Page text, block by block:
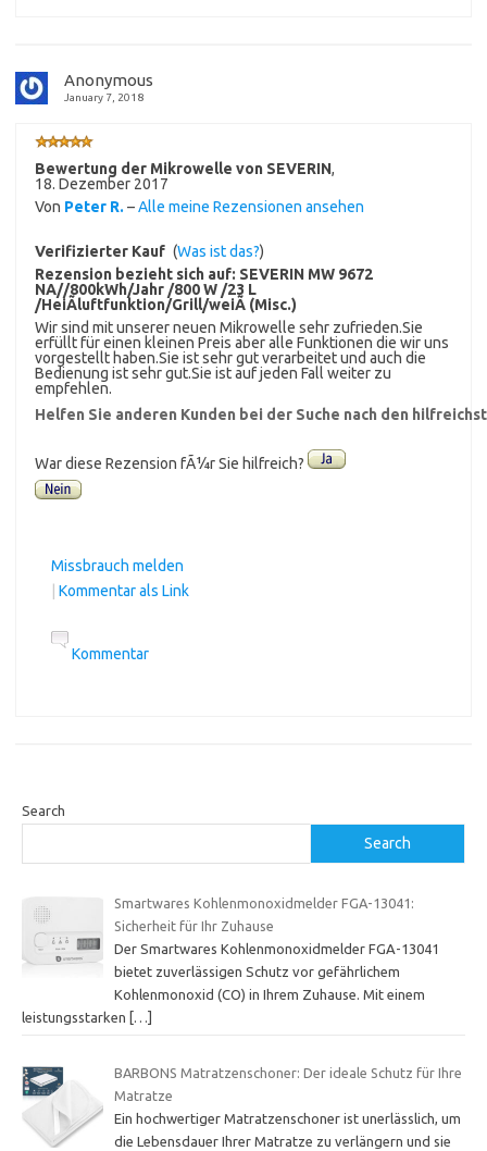
Anonymous
January 7, 2018
Bewertung der Mikrowelle von SEVERIN,
18. Dezember 2017
Von Peter R. –Alle meine Rezensionen ansehen
Verifizierter Kauf (Was ist das?)
Rezension bezieht sich auf: SEVERIN MW 9672
NA//800kWh/Jahr /800 W /23 L
/HeiÃluftfunktion/Grill/weiÃ (Misc.)
Wir sind mit unserer neuen Mikrowelle sehr zufrieden.Sie
erfüllt für einen kleinen Preis aber alle Funktionen die wir uns
vorgestellt haben.Sie ist sehr gut verarbeitet und auch die
Bedienung ist sehr gut.Sie ist auf jeden Fall weiter zu
empfehlen.
Helfen Sie anderen Kunden bei der Suche nach den
War diese Rezension fÃ¼r Sie hilfreich?
Missbrauch melden
Kommentar als Link
Kommentar
Search
Search
Smartwares Kohlenmonoxidmelder FGA-13041:
Sicherheit für Ihr Zuhause
Der Smartwares Kohlenmonoxidmelder FGA-13041
bietet zuverlässigen Schutz vor gefährlichem
Kohlenmonoxid (CO) in Ihrem Zuhause. Mit einem
leistungsstarken […]
BARBONS Matratzenschoner: Der ideale Schutz für Ihre
Matratze
Ein hochwertiger Matratzenschoner ist unerlässlich, um
die Lebensdauer Ihrer Matratze zu verlängern und sie